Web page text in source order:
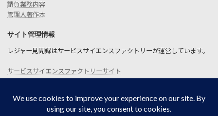
請負業務内容
管理人著作本
サイト管理情報
レジャー見聞録はサービスサイエンスファクトリーが運営しています。
サービスサイエンスファクトリーサイト
プライバシーポリシー